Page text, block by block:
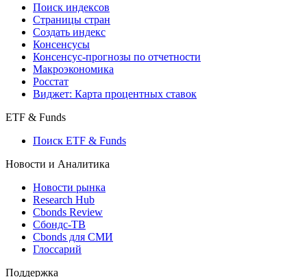
Поиск индексов
Страницы стран
Создать индекс
Консенсусы
Консенсус-прогнозы по отчетности
Макроэкономика
Росстат
Виджет: Карта процентных ставок
ETF & Funds
Поиск ETF & Funds
Новости и Аналитика
Новости рынка
Research Hub
Cbonds Review
Сбондс-ТВ
Cbonds для СМИ
Глоссарий
Поддержка